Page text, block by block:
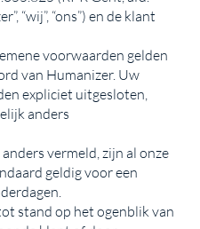
“wij”, “ons”) en de klant
voorwaarden gelden
van Humanizer. Uw
expliciet uitgesloten,
anders
vermeld, zijn al onze
geldig voor een
stand op het ogenblik van